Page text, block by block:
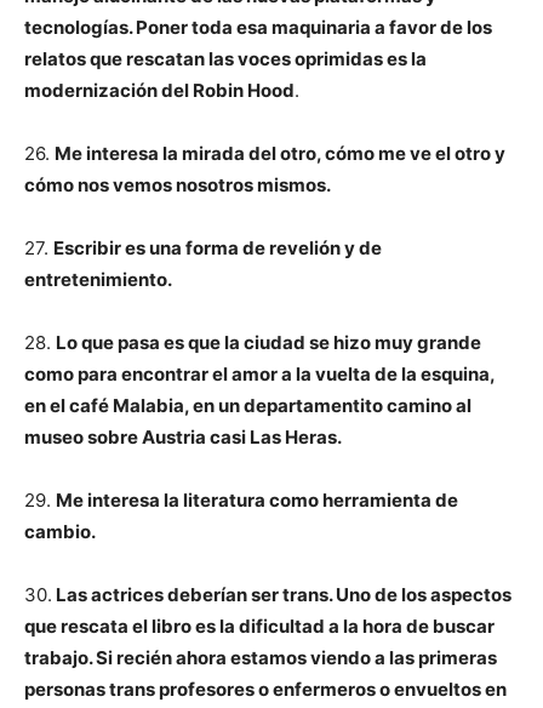
tecnologías. Poner toda esa maquinaria a favor de los
relatos que rescatan las voces oprimidas es la
modernización del Robin Hood.
26. Me interesa la mirada del otro, cómo me ve el otro y
cómo nos vemos nosotros mismos.
27. Escribir es una forma de revelión y de
entretenimiento.
28. Lo que pasa es que la ciudad se hizo muy grande
como para encontrar el amor a la vuelta de la esquina,
en el café Malabia, en un departamentito camino al
museo sobre Austria casi Las Heras.
29. Me interesa la literatura como herramienta de
cambio.
30. Las actrices deberían ser trans. Uno de los aspectos
que rescata el libro es la dificultad a la hora de buscar
trabajo. Si recién ahora estamos viendo a las primeras
personas trans profesores o enfermeros o envueltos en